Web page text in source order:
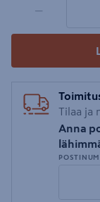
−
Tilaa ja
Anna